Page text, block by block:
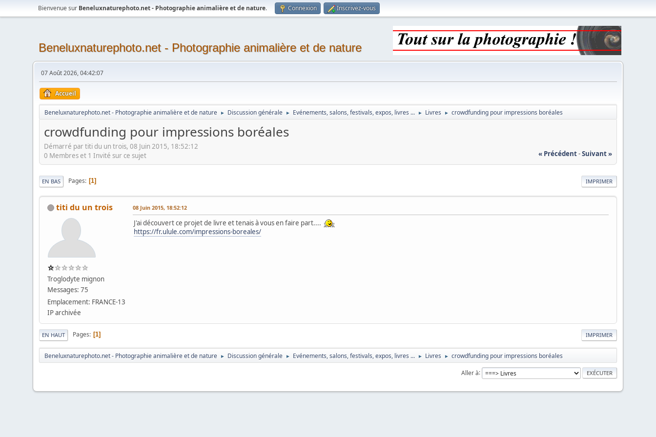
Bienvenue sur Beneluxnaturephoto.net - Photographie animalière et de nature. Connexion Inscrivez-vous
Beneluxnaturephoto.net - Photographie animalière et de nature
07 Août 2026, 04:42:07
Accueil
Beneluxnaturephoto.net - Photographie animalière et de nature ► Discussion générale ► Evénements, salons, festivals, expos, livres ... ► Livres ► crowdfunding pour impressions boréales
crowdfunding pour impressions boréales
Démarré par titi du un trois, 08 Juin 2015, 18:52:12
« Précédent-Suivant »
0 Membres et 1 Invité sur ce sujet
IMPRIMER
EN BAS Pages 1
titi du un trois
Troglodyte mignon
Messages: 75
Emplacement: FRANCE-13
IP archivée
08 Juin 2015, 18:52:12
J'ai découvert ce projet de livre et tenais à vous en faire part....
https://fr.ulule.com/impressions-boreales/
IMPRIMER
EN HAUT Pages 1
Beneluxnaturephoto.net - Photographie animalière et de nature ► Discussion générale ► Evénements, salons, festivals, expos, livres ... ► Livres ► crowdfunding pour impressions boréales
Aller à